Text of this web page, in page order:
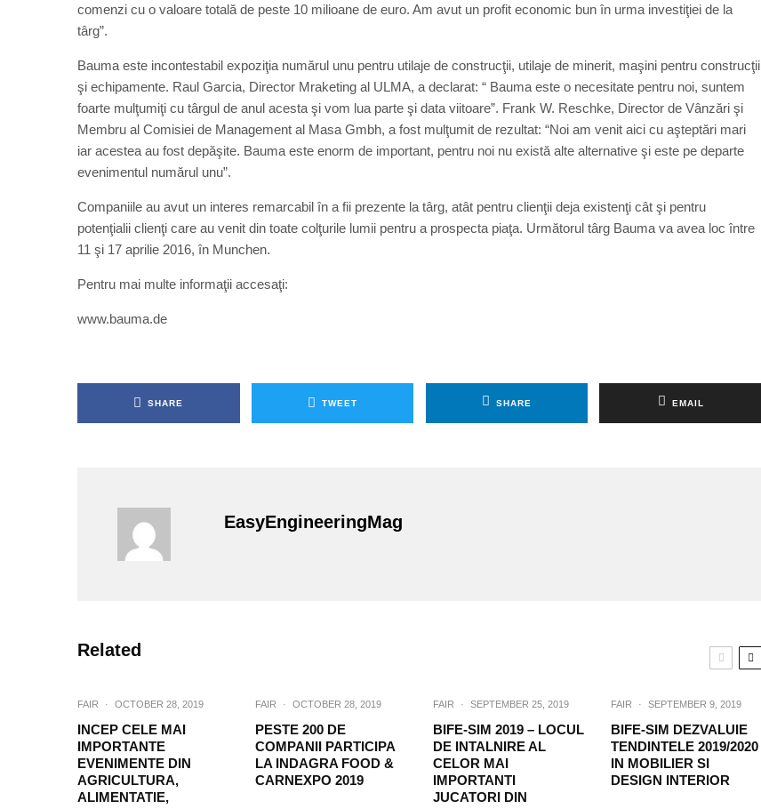
comenzi cu o valoare totală de peste 10 milioane de euro. Am avut un profit economic bun în urma investiţiei de la
târg”.
Bauma este incontestabil expoziţia numărul unu pentru utilaje de construcţii, utilaje de minerit, maşini pentru construcţii
şi echipamente. Raul Garcia, Director Mraketing al ULMA, a declarat: “ Bauma este o necesitate pentru noi, suntem
foarte mulţumiţi cu târgul de anul acesta şi vom lua parte şi data viitoare”. Frank W. Reschke, Director de Vânzări şi
Membru al Comisiei de Management al Masa Gmbh, a fost mulţumit de rezultat: “Noi am venit aici cu aşteptări mari
iar acestea au fost depăşite. Bauma este enorm de important, pentru noi nu există alte alternative şi este pe departe
evenimentul numărul unu”.
Companiile au avut un interes remarcabil în a fii prezente la târg, atât pentru clienţii deja existenţi cât şi pentru
potenţialii clienţi care au venit din toate colţurile lumii pentru a prospecta piaţa. Următorul târg Bauma va avea loc între
11 şi 17 aprilie 2016, în Munchen.
Pentru mai multe informaţii accesaţi:
www.bauma.de
SHARE TWEET SHARE EMAIL
EasyEngineeringMag
Related
FAIR · OCTOBER 28, 2019
INCEP CELE MAI
IMPORTANTE
EVENIMENTE DIN
AGRICULTURA,
ALIMENTATIE,
FAIR · OCTOBER 28, 2019
PESTE 200 DE
COMPANII PARTICIPA
LA INDAGRA FOOD &
CARNEXPO 2019
FAIR · SEPTEMBER 25, 2019
BIFE-SIM 2019 – LOCUL
DE INTALNIRE AL
CELOR MAI
IMPORTANTI
JUCATORI DIN
FAIR · SEPTEMBER 9, 2019
BIFE-SIM DEZVALUIE
TENDINTELE 2019/2020
IN MOBILIER SI
DESIGN INTERIOR